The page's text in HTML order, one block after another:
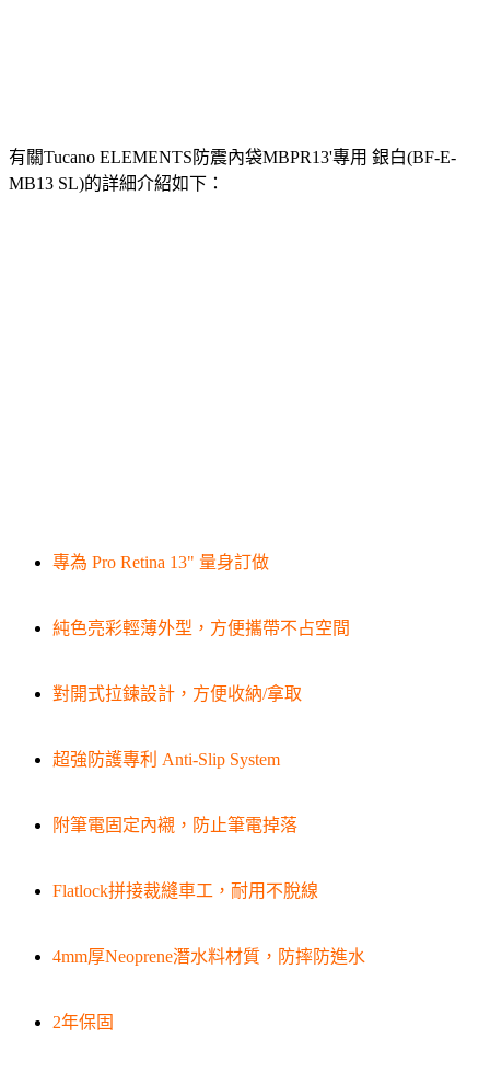
有關Tucano ELEMENTS防震內袋MBPR13'專用 銀白(BF-E-
MB13 SL)的詳細介紹如下：
專為 Pro Retina 13" 量身訂做
純色亮彩輕薄外型，方便攜帶不占空間
對開式拉鍊設計，方便收納/拿取
超強防護專利 Anti-Slip System
附筆電固定內襯，防止筆電掉落
Flatlock拼接裁縫車工，耐用不脫線
4mm厚Neoprene潛水料材質，防摔防進水
2年保固